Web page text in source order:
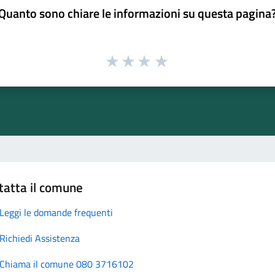
sono chiare le informazioni su questa
il comune
Leggi le domande frequenti
Richiedi Assistenza
Chiama il comune 080 3716102